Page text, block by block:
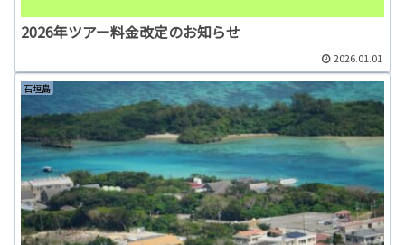
2026年ツアー料金改定のお知らせ
2026.01.01
石垣島